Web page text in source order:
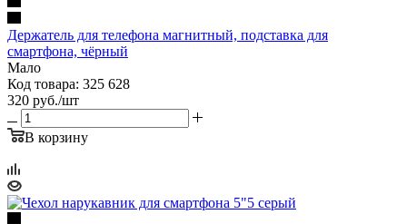
Держатель для телефона магнитный, подставка для
смартфона, чёрный
Мало
Код товара: 325 628
320 руб./шт
В корзину